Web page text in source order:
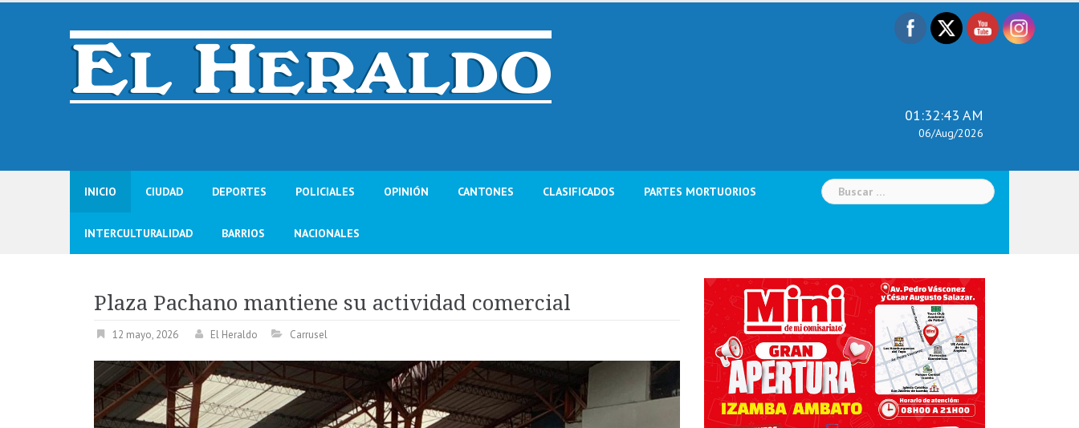
Skip
01:32:44 AM
06/Aug/2026
INICIO CIUDAD DEPORTES POLICIALES OPINIÓN CANTONES CLASIFICADOS PARTES MORTUORIOS
INTERCULTURALIDAD BARRIOS NACIONALES
Buscar:
Plaza Pachano mantiene su actividad comercial
12 mayo, 2026 El Heraldo Carrusel